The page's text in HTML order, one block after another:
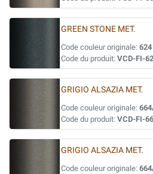
GREEN STONE MET.
Code couleur originale: 624
Code du produit: VCD-FI-
GRIGIO ALSAZIA MET.
Code couleur originale:
Code du produit: VCD-FI-
GRIGIO ALSAZIA MET.
Code couleur originale: